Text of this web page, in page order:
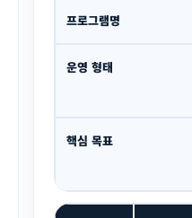
프로그램명
운영 형태
핵심 목표